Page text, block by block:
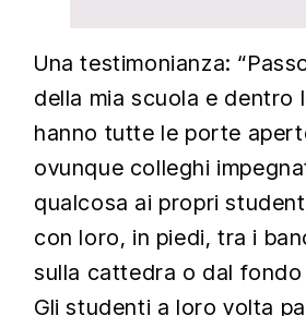
Una testimonianza:
della mia scuola e dentro
hanno tutte le porte
ovunque colleghi
qualcosa ai propri
con loro, in piedi, tra i
sulla cattedra o dal fondo
Gli studenti a loro volta